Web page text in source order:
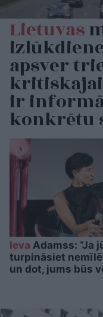
Lietuvas
apsver
ir
konkrētu
Ieva Adamss: “Ja
turpināsiet
un dot, jums būs